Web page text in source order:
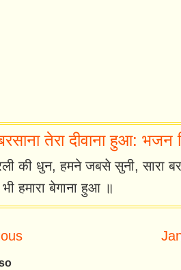
तेरा दीवाना हुआ: भजन
की धुन, हमने जबसे सुनी, सारा
हमारा बेगाना हुआ ॥